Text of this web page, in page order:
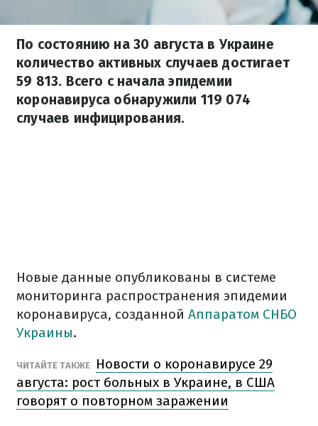
По состоянию на 30 августа в Украине
количество активных случаев достигает
59 813. Всего с начала эпидемии
коронавируса обнаружили 119 074
случаев инфицирования.
Новые данные опубликованы в системе
мониторинга распространения эпидемии
коронавируса, созданной Аппаратом СНБО
Украины.
ЧИТАЙТЕ ТАКЖЕ
Новости о коронавирусе 29
августа: рост больных в Украине, в США
говорят о повторном заражении